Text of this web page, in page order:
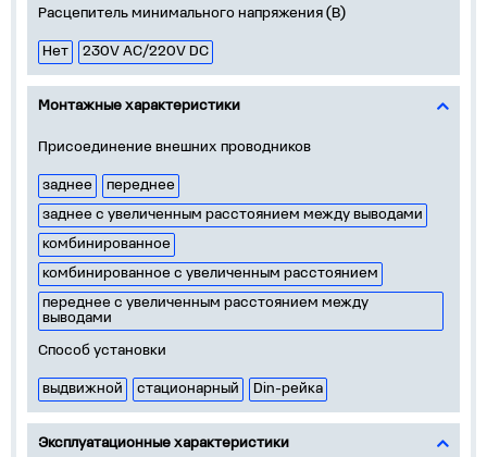
Расцепитель минимального напряжения (В)
Нет 230V AC/220V DC
Монтажные характеристики
Присоединение внешних проводников
заднее
переднее
заднее с увеличенным расстоянием между выводами
комбинированное
комбинированное с увеличенным расстоянием
переднее с увеличенным расстоянием между
выводами
Способ установки
выдвижной стационарный Din-рейка
Эксплуатационные характеристики